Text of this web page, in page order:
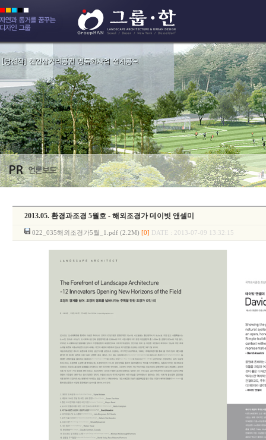
2013.05. 환경과조경 5월호 - 해외조경가 데이빗 앤셀미
022_035해외조경가5월_1.pdf (2.2M) [0] DATE : 2013-07-09 13:32:15